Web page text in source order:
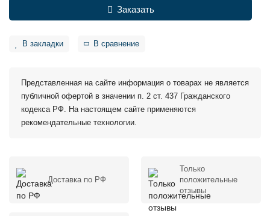
Заказать
В закладки В сравнение
Представленная на сайте информация о товарах не является
публичной офертой в значении п. 2 ст. 437 Гражданского
кодекса РФ. На настоящем сайте применяются
рекомендательные технологии.
Доставка по РФ
Только
положительные
отзывы